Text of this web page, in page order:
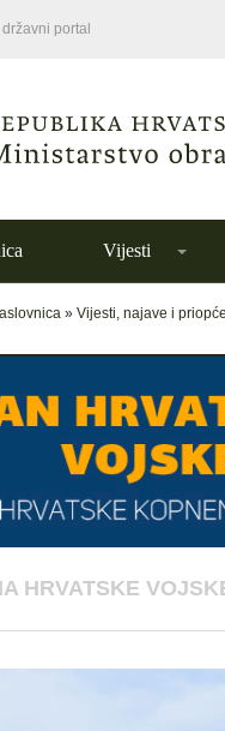
portal
Vijesti
» Vijesti, najave i
HRVATSKE